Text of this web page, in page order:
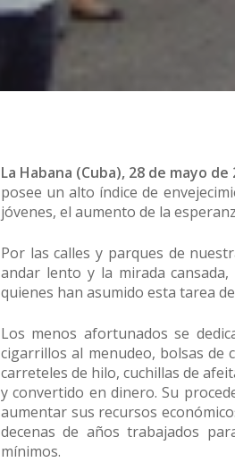
La Habana (Cuba), 28 de mayo de
posee un alto índice de
jóvenes, el aumento de la
Por las calles y parques de
andar lento y la mirada
quienes han asumido esta tarea
Los menos afortunados se
cigarrillos al menudeo, bolsas de
carreteles de hilo, cuchillas de
y convertido en dinero. Su
aumentar sus recursos
decenas de años trabajados
mínimos.